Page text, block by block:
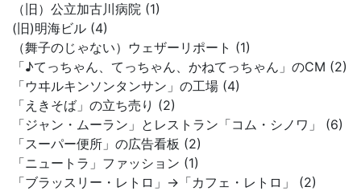
（旧）公立加古川病院 (1)
(旧)明海ビル (4)
（舞子のじゃない）ウェザーリポート (1)
「♪てっちゃん、てっちゃん、かねてっちゃん」のCM (2)
「ウヰルキンソンタンサン」の工場 (4)
「えきそば」の立ち売り (2)
「ジャン・ムーラン」とレストラン「コム・シノワ」 (6)
「スーパー便所」の広告看板 (2)
「ニュートラ」ファッション (1)
「ブラッスリー・レトロ」→「カフェ・レトロ」 (2)